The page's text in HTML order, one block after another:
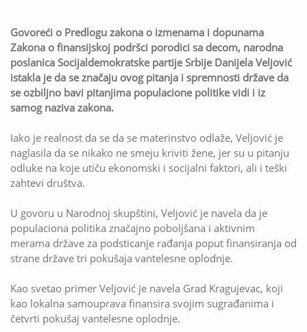
Govoreći o Predlogu zakona o izmenama i dopunama
Zakona o finansijskoj podršci porodici sa decom, narodna
poslanica Socijaldemokratske partije Srbije Danijela Veljović
istakla je da se značaju ovog pitanja i spremnosti države da
se ozbiljno bavi pitanjima populacione politike vidi i iz
samog naziva zakona.
Iako je realnost da se da se materinstvo odlaže, Veljović je
naglasila da se nikako ne smeju kriviti žene, jer su u pitanju
odluke na koje utiču ekonomski i socijalni faktori, ali i teški
zahtevi društva.
U govoru u Narodnoj skupštini, Veljović je navela da je
populaciona politika značajno poboljšana i aktivnim
merama države za podsticanje rađanja poput finansiranja od
strane države tri pokušaja vantelesne oplodnje.
Kao svetao primer Veljović je navela Grad Kragujevac, koji
kao lokalna samouprava finansira svojim sugrađanima i
četvrti pokušaj vantelesne oplodnje.